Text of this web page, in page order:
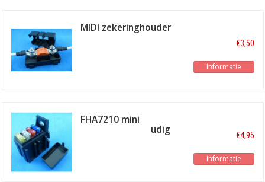
MIDI zekeringhouder
€3,50
Informatie
FHA7210 mini
zekeringen 4-voudig
€4,95
Informatie